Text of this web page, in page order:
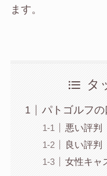
ます。
タ
パトゴルフの
悪い評判
良い評判
女性キャ